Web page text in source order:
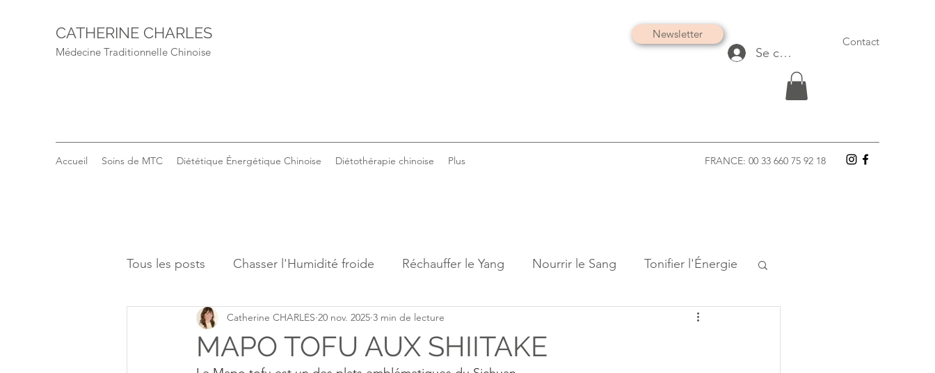
CATHERINE CHARLES
Médecine Traditionnelle Chinoise
Newsletter
Contact
Se connecter
Accueil Soins de MTC Diététique Énergétique Chinoise Diétothérapie chinoise Plus FRANCE: 00 33 660 75 92 18
Tous les posts Chasser l'Humidité froide Réchauffer le Yang Nourrir le Sang Tonifier l'Énergie
Apaiser Esprit Nourrir le Yin
MAPO TOFU AUX SHIITAKE
Catherine CHARLES 20 nov. 2025 3 min de lecture